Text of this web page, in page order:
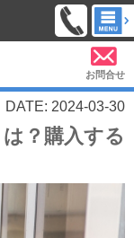
お問合せ
DATE: 2024-03-30
？購入する